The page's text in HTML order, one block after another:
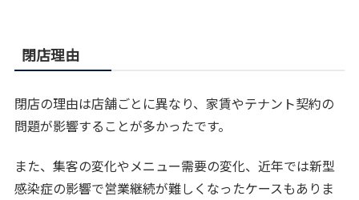
閉店理由
閉店の理由は店舗ごとに異なり、家賃やテナント契約の
問題が影響することが多かったです。
また、集客の変化やメニュー需要の変化、近年では新型
感染症の影響で営業継続が難しくなったケースもありま